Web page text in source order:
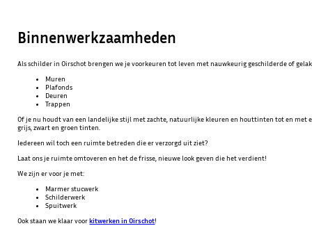
Binnenwerkzaamheden
Als schilder in Oirschot brengen we je voorkeuren tot leven met nauwkeurig geschilderde of
Muren
Plafonds
Deuren
Trappen
Of je nu houdt van een landelijke stijl met zachte, natuurlijke kleuren en houttinten tot en met
grijs, zwart en groen tinten.
Iedereen wil toch een ruimte betreden die er verzorgd uit ziet?
Laat ons je ruimte omtoveren en het de frisse, nieuwe look geven die het verdient!
We zijn er voor je met:
Marmer stucwerk
Schilderwerk
Spuitwerk
Ook staan we klaar voorkitwerken in Oirschot!